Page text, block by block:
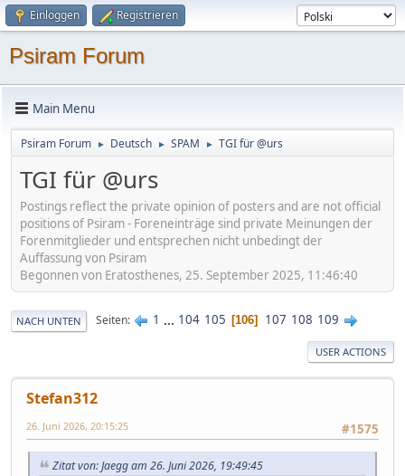
Einloggen Registrieren
Psiram Forum
Main Menu
Psiram Forum ► Deutsch ► SPAM ► TGI für @urs
TGI für @urs
Postings reflect the private opinion of posters and are not official
positions of Psiram - Foreneinträge sind private Meinungen der
Forenmitglieder und entsprechen nicht unbedingt der
Auffassung von Psiram
Begonnen von Eratosthenes, 25. September 2025, 11:46:40
NACH UNTEN Seiten 1 ... 104 105 106 107 108 109
USER ACTIONS
Stefan312
#1575
26. Juni 2026, 20:15:25
Zitat von: Jaegg am 26. Juni 2026, 19:49:45